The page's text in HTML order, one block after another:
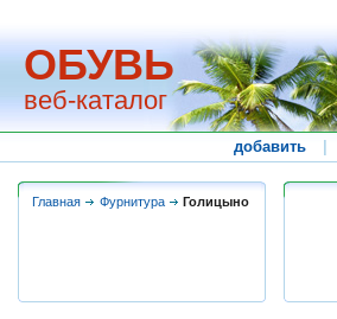
ОБУВЬ
веб-каталог
добавить
Главная Фурнитура Голицыно